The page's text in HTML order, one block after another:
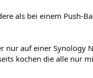
als bei einem Push-
auf einer Synology
kochen die alle nur